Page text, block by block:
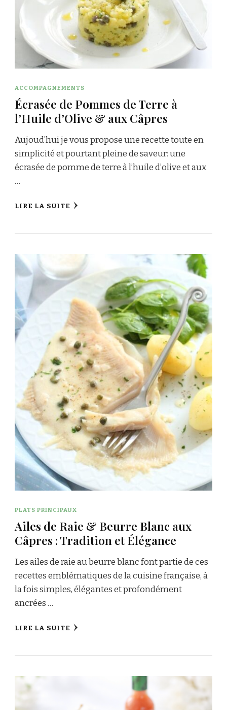
ACCOMPAGNEMENTS
Écrasée de Pommes de Terre à
l’Huile d’Olive & aux Câpres
Aujoud’hui je vous propose une recette toute en
simplicité et pourtant pleine de saveur: une
écrasée de pomme de terre à l’huile d’olive et aux
…
LIRE LA SUITE
PLATS PRINCIPAUX
Ailes de Raie & Beurre Blanc aux
Câpres : Tradition et Élégance
Les ailes de raie au beurre blanc font partie de ces
recettes emblématiques de la cuisine française, à
la fois simples, élégantes et profondément
ancrées …
LIRE LA SUITE